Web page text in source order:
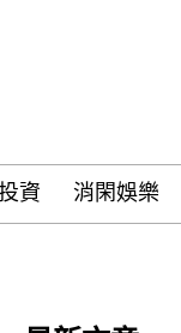
資 消閑娛樂